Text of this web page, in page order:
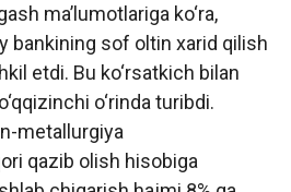
ma’lumotlariga ko‘ra,
bankining sof oltin xarid qilish
etdi. Bu ko‘rsatkich bilan
o‘rinda turibdi.
metallurgiya
qazib olish hisobiga